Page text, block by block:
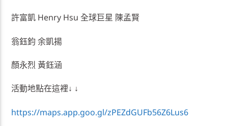
許富凱 Henry Hsu 全球巨星 陳孟賢
翁鈺鈞 余凱揚
顏永烈 黃鈺涵
活動地點在這裡↓ ↓
https://maps.app.goo.gl/zPEZdGUFb56Z6Lus6